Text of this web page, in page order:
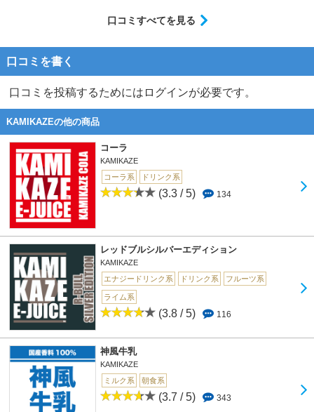
口コミすべてを見る
口コミを書く
口コミを投稿するためにはログインが必要です。
KAMIKAZEの他の商品
コーラ
KAMIKAZE
コーラ系
ドリンク系
(3.3 / 5) 134
レッドブルシルバーエディション
KAMIKAZE
エナジードリンク系
ドリンク系 フルーツ系
ライム系
(3.8 / 5) 116
神風牛乳
KAMIKAZE
ミルク系
朝食系
(3.7 / 5) 343